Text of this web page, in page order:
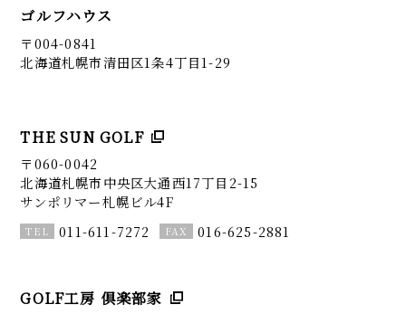
ゴルフハウス
〒004-0841
北海道札幌市清田区1条4丁目1-29
THE SUN GOLF
〒060-0042
北海道札幌市中央区大通西17丁目2-15
サンポリマー札幌ビル4F
011-611-7272
016-625-2881
GOLF工房 倶楽部家